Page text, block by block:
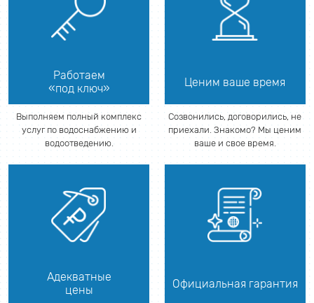
Работаем
«под ключ»
Выполняем полный комплекс
услуг по водоснабжению и
водоотведению.
Ценим ваше время
Созвонились, договорились, не
приехали. Знакомо? Мы ценим
ваше и свое время.
Адекватные
цены
Официальная гарантия